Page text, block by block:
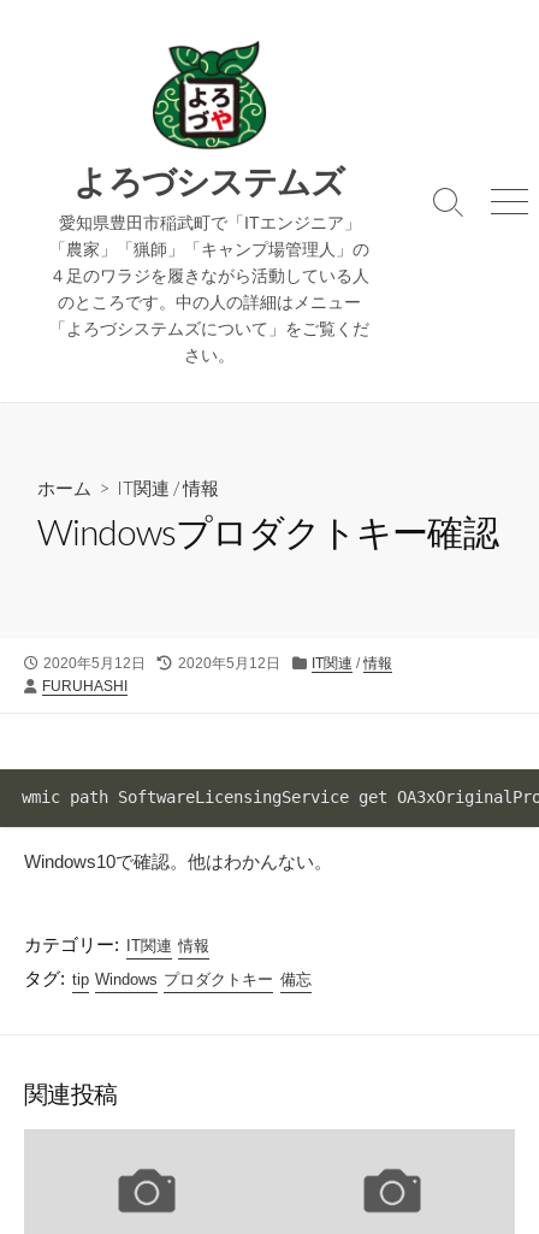
よろづシステムズ
愛知県豊田市稲武町で「ITエンジニア」
「農家」「猟師」「キャンプ場管理人」の
４足のワラジを履きながら活動している人
のところです。中の人の詳細はメニュー
「よろづシステムズについて」をご覧くだ
さい。
検
メ
ホーム > IT関連 /情報
Windowsプロダクトキー確認
公
開
2020年5月12日
最
2020年5月12日
カ
IT関連 /情報
投
FURUHASHI
wmic path SoftwareLicensingService get
Windows10で確認。他はわかんない。
カテゴリー: IT関連 情報
タグ: tip Windows プロダクトキー 備忘
関連投稿